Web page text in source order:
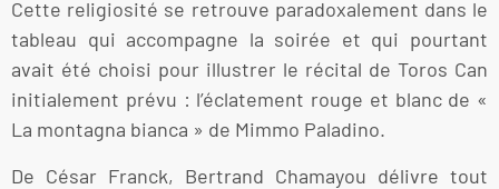
Cette religiosité se retrouve paradoxalement dans le
tableau qui accompagne la soirée et qui pourtant
avait été choisi pour illustrer le récital de Toros Can
initialement prévu : l’éclatement rouge et blanc de «
La montagna bianca » de Mimmo Paladino.
De César Franck, Bertrand Chamayou délivre tout